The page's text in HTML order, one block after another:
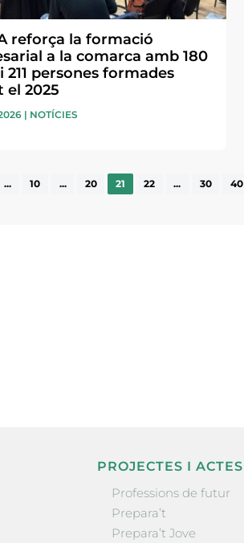
reforça la formació
a la comarca amb 180
211 persones formades
el 2025
| NOTÍCIES
... 10 ... 20 21 22 ... 30 40
PROJECTES I ACTES
Professions de futur
Prepara’t
Prepara’t Jove